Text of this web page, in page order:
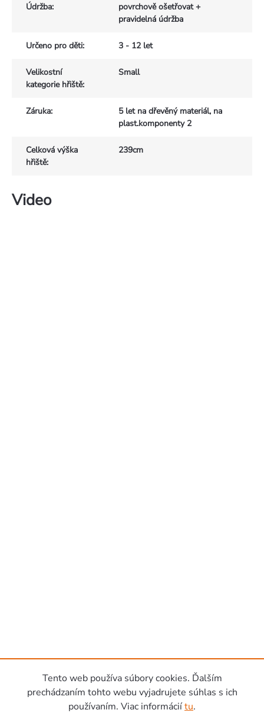
Tento web používa súbory cookies. Ďalším
prechádzaním tohto webu vyjadrujete súhlas s ich
používaním. Viac informáciítu.
Údržba:
povrchově ošetřovat +
pravidelná údržba
Určeno pro děti: 3 - 12 let
Velikostní
kategorie hřiště:
Small
Záruka:
5 let na dřevěný materiál, na
plast.komponenty 2
Celková výška
hřiště:
239cm
Video